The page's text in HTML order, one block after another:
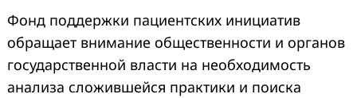
Фонд поддержки пациентских инициатив
обращает внимание общественности и органов
государственной власти на необходимость
анализа сложившейся практики и поиска